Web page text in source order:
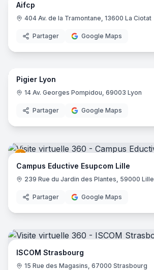
Aifcp
404 Av. de la Tramontane, 13600 La Ciotat
Partager Google Maps
Pigier Lyon
14 Av. Georges Pompidou, 69003 Lyon
Partager Google Maps
Campus Eductive Esupcom Lille
239 Rue du Jardin des Plantes, 59000 Lille
Partager Google Maps
ISCOM Strasbourg
15 Rue des Magasins, 67000 Strasbourg